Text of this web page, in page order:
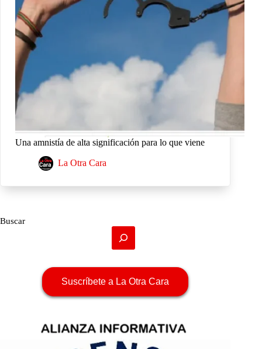
Una amnistía de alta significación para lo que viene
La Otra Cara
Buscar
Suscríbete a La Otra Cara